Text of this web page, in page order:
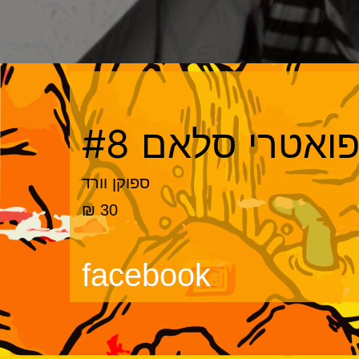
פואטרי סלאם #8
ספוקן וורד
30 ₪
facebook